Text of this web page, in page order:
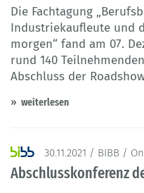
Die Fachtagung
Industriekaufleute und
morgen“ fand am 07.
rund 140
Abschluss der
weiterlesen
30.11.2021 / BIBB /
Abschlusskonferenz